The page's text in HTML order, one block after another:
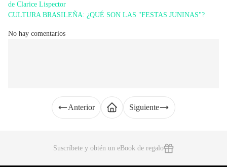
de Clarice Lispector
CULTURA BRASILEÑA: ¿QUÉ SON LAS "FESTAS JUNINAS"?
No hay comentarios
Anterior Siguiente
Suscríbete y obtén un eBook de regalo